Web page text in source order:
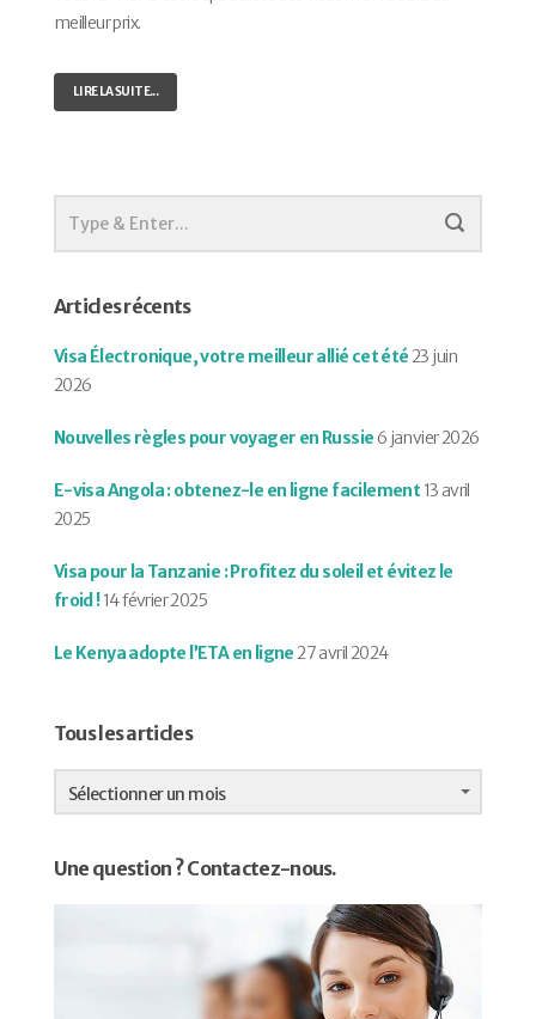
meilleur prix.
LIRE LA SUITE...
Articles récents
Visa Électronique, votre meilleur allié cet été23 juin
2026
Nouvelles règles pour voyager en Russie 6 janvier 2026
E-visa Angola : obtenez-le en ligne facilement 13 avril
2025
Visa pour la Tanzanie : Profitez du soleil et évitez le
froid !14 février 2025
Le Kenya adopte l’ETA en ligne27 avril 2024
Tous les articles
Tous
les
articles
Sélectionner un mois
Une question ? Contactez-nous.